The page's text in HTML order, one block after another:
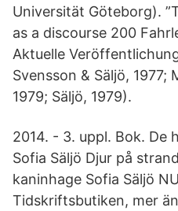
Universität Göteborg).
as a discourse 200
Aktuelle
Svensson & Säljö, 1977;
1979; Säljö, 1979).
2014. - 3. uppl. Bok. De
Sofia Säljö Djur på
kaninhage Sofia Säljö
Tidskriftsbutiken, mer